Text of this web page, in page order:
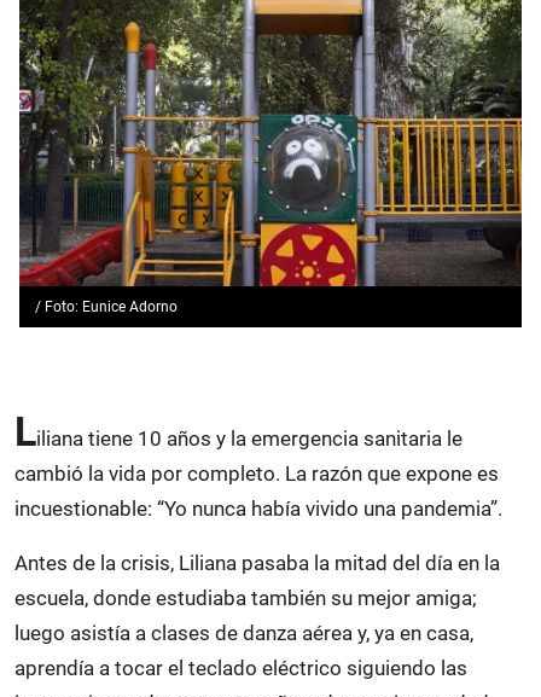
/ Foto: Eunice Adorno
Liliana tiene 10 años y la emergencia sanitaria le
cambió la vida por completo. La razón que expone es
incuestionable: “Yo nunca había vivido una pandemia”.
Antes de la crisis, Liliana pasaba la mitad del día en la
escuela, donde estudiaba también su mejor amiga;
luego asistía a clases de danza aérea y, ya en casa,
aprendía a tocar el teclado eléctrico siguiendo las